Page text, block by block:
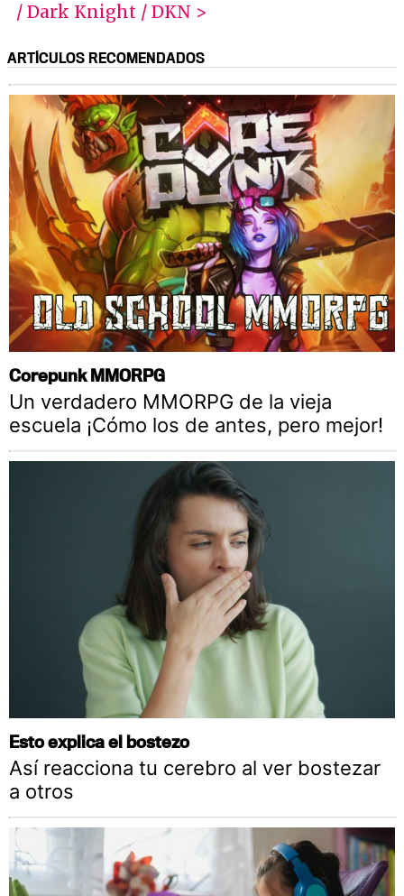
/ Dark Knight / DKN >
ARTÍCULOS RECOMENDADOS
Corepunk MMORPG
Un verdadero MMORPG de la vieja
escuela ¡Cómo los de antes, pero mejor!
Esto explica el bostezo
Así reacciona tu cerebro al ver bostezar
a otros